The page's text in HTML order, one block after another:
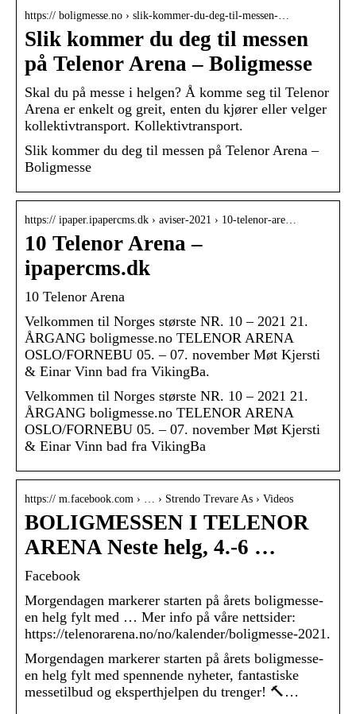
https:// boligmesse.no › slik-kommer-du-deg-til-messen-…
Slik kommer du deg til messen
på Telenor Arena – Boligmesse
Skal du på messe i helgen? Å komme seg til Telenor
Arena er enkelt og greit, enten du kjører eller velger
kollektivtransport. Kollektivtransport.
Slik kommer du deg til messen på Telenor Arena –
Boligmesse
https:// ipaper.ipapercms.dk › aviser-2021 › 10-telenor-are…
10 Telenor Arena –
ipapercms.dk
10 Telenor Arena
Velkommen til Norges største NR. 10 – 2021 21.
ÅRGANG boligmesse.no TELENOR ARENA
OSLO/FORNEBU 05. – 07. november Møt Kjersti
& Einar Vinn bad fra VikingBa.
Velkommen til Norges største NR. 10 – 2021 21.
ÅRGANG boligmesse.no TELENOR ARENA
OSLO/FORNEBU 05. – 07. november Møt Kjersti
& Einar Vinn bad fra VikingBa
https:// m.facebook.com › … › Strendo Trevare As › Videos
BOLIGMESSEN I TELENOR
ARENA Neste helg, 4.-6 …
Facebook
Morgendagen markerer starten på årets boligmesse-
en helg fylt med … Mer info på våre nettsider:
https://telenorarena.no/no/kalender/boligmesse-2021.
Morgendagen markerer starten på årets boligmesse-
en helg fylt med spennende nyheter, fantastiske
messetilbud og eksperthjelpen du trenger! 🔨…